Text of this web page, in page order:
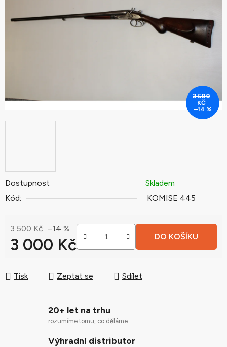
Dostupnost
Skladem
Kód:
KOMISE 445
3 500 Kč –14 %
3 000 Kč DO KOŠÍKU
Tisk Zeptat se Sdílet
3 500
KČ
–14 %
20+ let na trhu
rozumíme tomu, co děláme
Výhradní distributor